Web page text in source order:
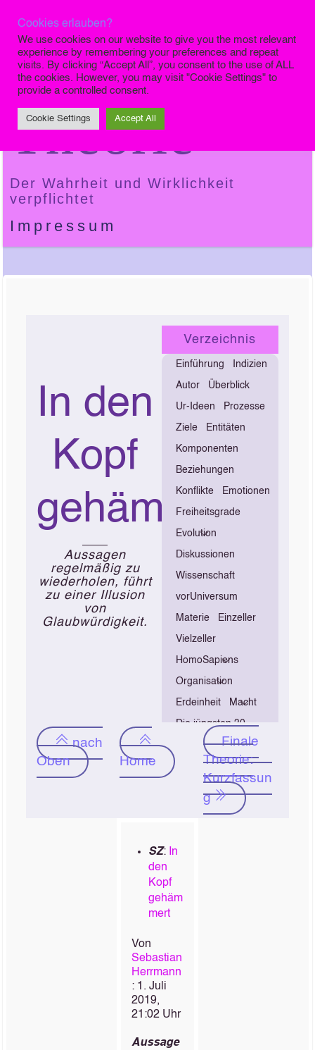
Die Finale
Theorie
Der Wahrheit und Wirklichkeit
verpflichtet
Impressum
In den
Kopf
gehämmert
Aussagen
regelmäßig zu
wiederholen, führt
zu einer Illusion
von
Glaubwürdigkeit.
Verzeichnis
Einführung Indizien
Autor Überblick
Ur-Ideen Prozesse
Ziele Entitäten
Komponenten
Beziehungen
Konflikte Emotionen
Freiheitsgrade
Evolution
Diskussionen
Wissenschaft
vorUniversum
Materie Einzeller
Vielzeller
HomoSapiens
Organisation
Erdeinheit Macht
Die jüngsten 30
nach
Oben
Home
Finale
Theorie:
Kurzfassun
g
SZ: In
den
Kopf
gehäm
mert
Von
Sebastian
Herrmann
: 1. Juli
2019,
21:02 Uhr
Aussage
Cookies erlauben?
We use cookies on our website to give you the most relevant
experience by remembering your preferences and repeat
visits. By clicking “Accept All”, you consent to the use of ALL
the cookies. However, you may visit "Cookie Settings" to
provide a controlled consent.
Cookie Settings Accept All